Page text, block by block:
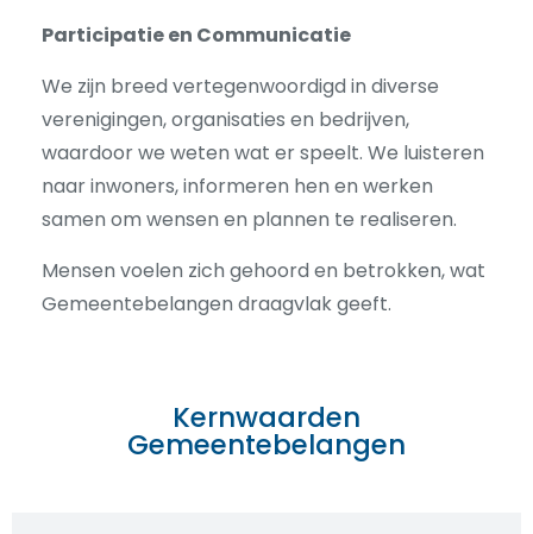
Participatie en Communicatie
We zijn breed vertegenwoordigd in diverse
verenigingen, organisaties en bedrijven,
waardoor we weten wat er speelt. We luisteren
naar inwoners, informeren hen en werken
samen om wensen en plannen te realiseren.
Mensen voelen zich gehoord en betrokken, wat
Gemeentebelangen draagvlak geeft.
Kernwaarden
Gemeentebelangen